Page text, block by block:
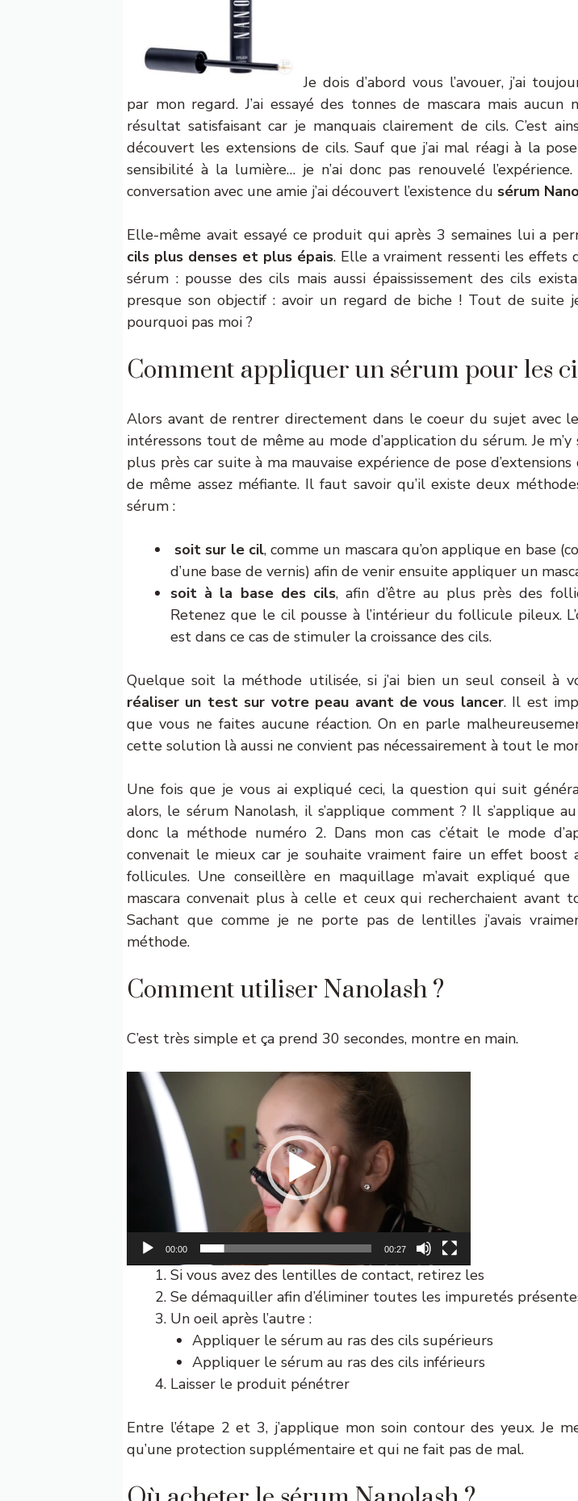
Je dois d’abord vous l’avouer, j’ai
par mon regard. J’ai essayé des tonnes de mascara mais
résultat satisfaisant car je manquais clairement de cils. C’est
découvert les extensions de cils. Sauf que j’ai mal réagi à la pose
sensibilité à la lumière… je n’ai donc pas renouvelé
conversation avec une amie j’ai découvert l’existence du sérum
Elle-même avait essayé ce produit qui après 3 semaines lui a
cils plus denses et plus épais. Elle a vraiment ressenti les effets
sérum : pousse des cils mais aussi épaississement des cils
presque son objectif : avoir un regard de biche ! Tout de suite
pourquoi pas moi ?
Comment appliquer un sérum pour les
Alors avant de rentrer directement dans le coeur du sujet avec
intéressons tout de même au mode d’application du sérum. Je
plus près car suite à ma mauvaise expérience de pose d’extensions
de même assez méfiante. Il faut savoir qu’il existe deux
sérum :
soit sur le cil, comme un mascara qu’on applique en base
d’une base de vernis) afin de venir ensuite appliquer un
soit à la base des cils, afin d’être au plus près des
Retenez que le cil pousse à l’intérieur du follicule pileux.
est dans ce cas de stimuler la croissance des cils.
Quelque soit la méthode utilisée, si j’ai bien un seul conseil à
réaliser un test sur votre peau avant de vous lancer. Il est
que vous ne faites aucune réaction. On en parle
cette solution là aussi ne convient pas nécessairement à tout le
Une fois que je vous ai expliqué ceci, la question qui suit
alors, le sérum Nanolash, il s’applique comment ? Il s’applique
donc la méthode numéro 2. Dans mon cas c’était le mode
convenait le mieux car je souhaite vraiment faire un effet boost
follicules. Une conseillère en maquillage m’avait expliqué
mascara convenait plus à celle et ceux qui recherchaient avant
Sachant que comme je ne porte pas de lentilles j’avais
méthode.
Comment utiliser Nanolash ?
C’est très simple et ça prend 30 secondes, montre en main.
Lecteur
vidéo
00:00 00:27
Si vous avez des lentilles de contact, retirez les
Se démaquiller afin d’éliminer toutes les impuretés
Un oeil après l’autre :
Appliquer le sérum au ras des cils supérieurs
Appliquer le sérum au ras des cils inférieurs
Laisser le produit pénétrer
Entre l’étape 2 et 3, j’applique mon soin contour des yeux. Je
qu’une protection supplémentaire et qui ne fait pas de mal.